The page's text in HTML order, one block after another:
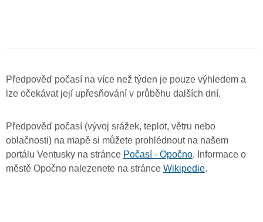
Předpověď počasí na více než týden je pouze výhledem a
lze očekávat její upřesňování v průběhu dalších dní.
Předpověď počasí (vývoj srážek, teplot, větru nebo
oblačnosti) na mapě si můžete prohlédnout na našem
portálu Ventusky na stránce Počasí - Opočno. Informace o
městě Opočno nalezenete na stránce Wikipedie.